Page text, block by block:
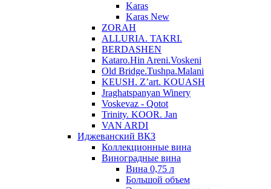
Karas
Karas New
ZORAH
ALLURIA. TAKRI.
BERDASHEN
Kataro.Hin Areni.Voskeni
Old Bridge.Tushpa.Malani
KEUSH. Z’art. KOUASH
Jraghatspanyan Winery
Voskevaz - Qotot
Trinity. KOOR. Jan
VAN ARDI
Иджеванский ВКЗ
Коллекционные вина
Виноградные вина
Вина 0,75 л
Большой объем